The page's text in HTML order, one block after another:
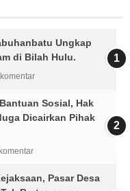
Ungkap
di Bilah Hulu.
Sosial, Hak
Dicairkan Pihak
Pasar Desa